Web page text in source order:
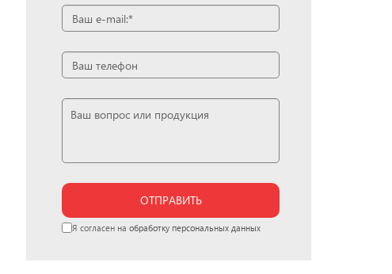
ОТПРАВИТЬ
Я согласен на обработку персональных данных